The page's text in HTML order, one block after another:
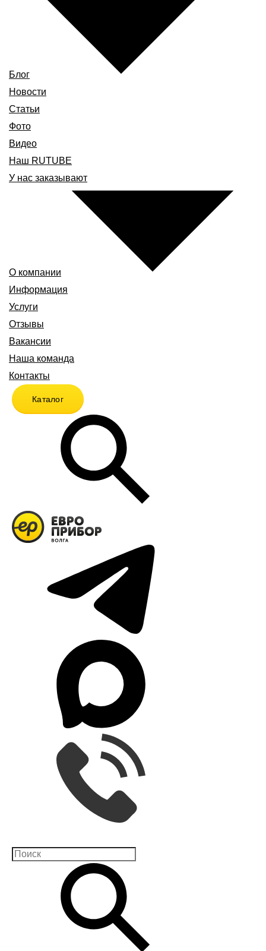
Блог
Новости
Статьи
Фото
Видео
Наш RUTUBE
У нас заказывают
О компании
Информация
Услуги
Отзывы
Вакансии
Наша команда
Контакты
Каталог